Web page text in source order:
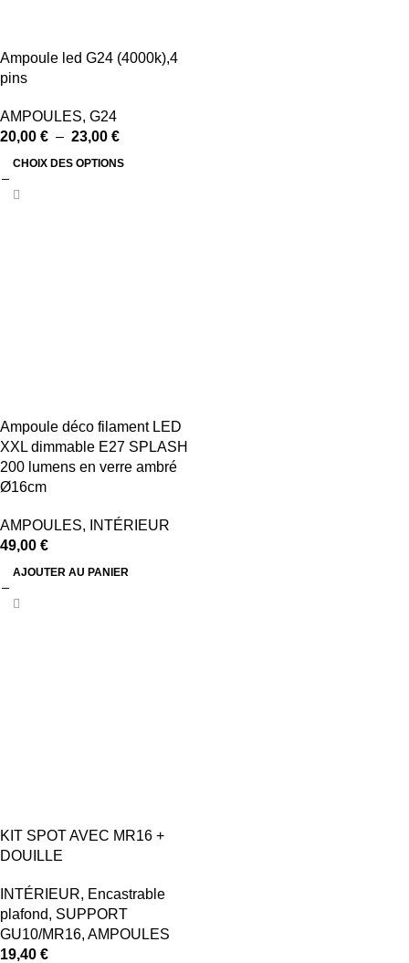
Ampoule led G24 (4000k),4
pins
AMPOULES, G24
20,00 € – 23,00 €
CHOIX DES OPTIONS
Ampoule déco filament LED
XXL dimmable E27 SPLASH
200 lumens en verre ambré
Ø16cm
AMPOULES,
INTÉRIEUR
49,00 €
AJOUTER AU PANIER
KIT SPOT AVEC MR16 +
DOUILLE
INTÉRIEUR, Encastrable
plafond, SUPPORT
GU10/MR16, AMPOULES
19,40 €